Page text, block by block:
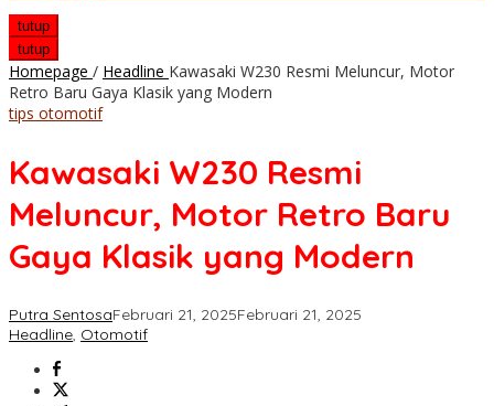
tutup
tutup
Homepage / Headline Kawasaki W230 Resmi Meluncur, Motor
Retro Baru Gaya Klasik yang Modern
tips otomotif
Kawasaki W230 Resmi
Meluncur, Motor Retro Baru
Gaya Klasik yang Modern
Putra SentosaFebruari 21, 2025Februari 21, 2025
Headline, Otomotif